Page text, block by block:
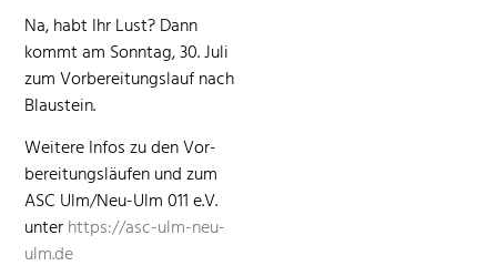
Na, habt Ihr Lust? Dann
kommt am Son­ntag, 30. Juli
zum Vor­bere­itungslauf nach
Blaustein.
Weit­ere Infos zu den Vor­
bere­itungsläufen und zum
ASC Ulm/Neu-Ulm 011 e.V.
unterhttps://asc-ulm-neu-
ulm.de